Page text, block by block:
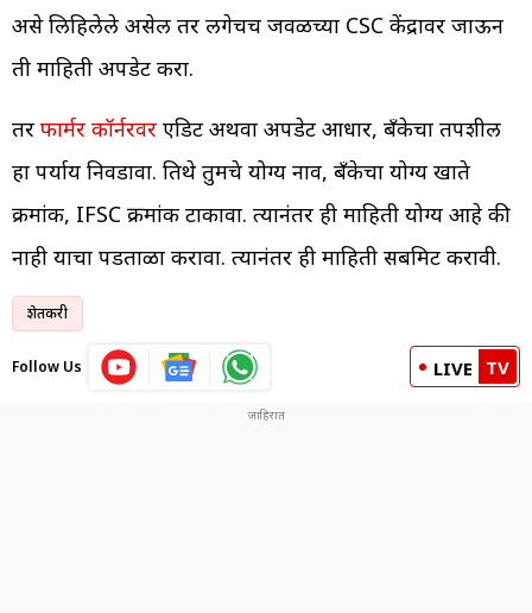
असे लिहिलेले असेल तर लगेचच जवळच्या CSC केंद्रावर जाऊन
ती माहिती अपडेट करा.
तर फार्मर कॉर्नरवर एडिट अथवा अपडेट आधार, बँकेचा तपशील
हा पर्याय निवडावा. तिथे तुमचे योग्य नाव, बँकेचा योग्य खाते
क्रमांक, IFSC क्रमांक टाकावा. त्यानंतर ही माहिती योग्य आहे की
नाही याचा पडताळा करावा. त्यानंतर ही माहिती सबमिट करावी.
शेतकरी
Follow Us LIVE TV